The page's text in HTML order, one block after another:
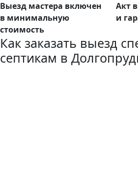
Выезд мастера включен
в минимальную
стоимость
Акт
и
Как заказать выезд
септикам в